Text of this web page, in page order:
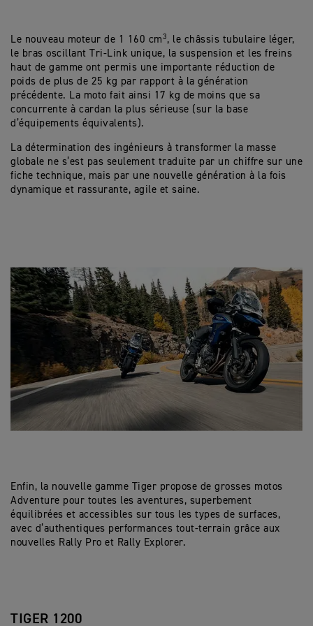
Le nouveau moteur de 1 160 cm3, le châssis tubulaire léger,
le bras oscillant Tri-Link unique, la suspension et les freins
haut de gamme ont permis une importante réduction de
poids de plus de 25 kg par rapport à la génération
précédente. La moto fait ainsi 17 kg de moins que sa
concurrente à cardan la plus sérieuse (sur la base
d’équipements équivalents).
La détermination des ingénieurs à transformer la masse
globale ne s’est pas seulement traduite par un chiffre sur une
fiche technique, mais par une nouvelle génération à la fois
dynamique et rassurante, agile et saine.
Enfin, la nouvelle gamme Tiger propose de grosses motos
Adventure pour toutes les aventures, superbement
équilibrées et accessibles sur tous les types de surfaces,
avec d’authentiques performances tout-terrain grâce aux
nouvelles Rally Pro et Rally Explorer.
TIGER 1200